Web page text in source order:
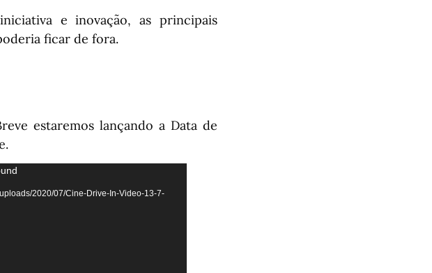
e inovação, as principais
ficar de fora.
estaremos lançando a Data de
2020/07/Cine-Drive-In-Video-13-7-